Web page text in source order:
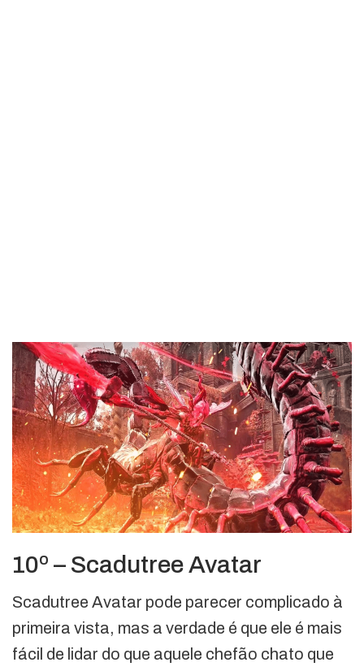
10º – Scadutree Avatar
Scadutree Avatar pode parecer complicado à
primeira vista, mas a verdade é que ele é mais
fácil de lidar do que aquele chefão chato que